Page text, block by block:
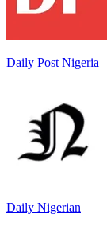
Daily Post Nigeria
Daily Nigerian